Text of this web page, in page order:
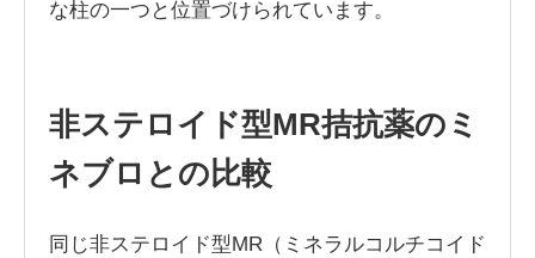
な柱の一つと位置づけられています。
非ステロイド型MR拮抗薬のミ
ネブロとの比較
同じ非ステロイド型MR（ミネラルコルチコイド